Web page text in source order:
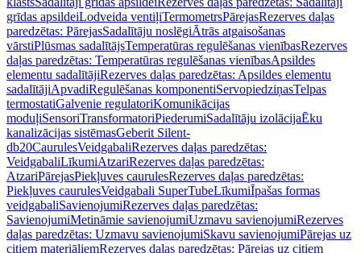
grīdas apsildeiLodveida ventiļiTermometrsPārejasRezerves daļas
paredzētas: PārejasSadalītāju noslēgiĀtrās atgaisošanas
vārstiPlūsmas sadalītājsTemperatūras regulēšanas vienībasRezerves
daļas paredzētas: Temperatūras regulēšanas vienībasApsildes
elementu sadalītājiRezerves daļas paredzētas: Apsildes elementu
sadalītājiApvadiRegulēšanas komponentiServopiedziņasTelpas
termostatiGalvenie regulatoriKomunikācijas
moduļiSensoriTransformatoriPiederumiSadalītāju izolācijaĒku
kanalizācijas sistēmasGeberit Silent-
db20CaurulesVeidgabaliRezerves daļas paredzētas:
VeidgabaliLīkumiAtzariRezerves daļas paredzētas:
AtzariPārejasPiekļuves caurulesRezerves daļas paredzētas:
Piekļuves caurulesVeidgabali SuperTubeLīkumiĪpašas formas
veidgabaliSavienojumiRezerves daļas paredzētas:
SavienojumiMetināmie savienojumiUzmavu savienojumiRezerves
daļas paredzētas: Uzmavu savienojumiSkavu savienojumiPārejas uz
citiem materiāliemRezerves daļas paredzētas: Pārejas uz citiem